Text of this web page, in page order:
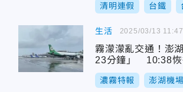
清明連假 台鐵
生活
霧濛濛亂交通！澎
23分鐘」 10:38恢
濃霧特報 澎湖機場
2025/03/13 11:47